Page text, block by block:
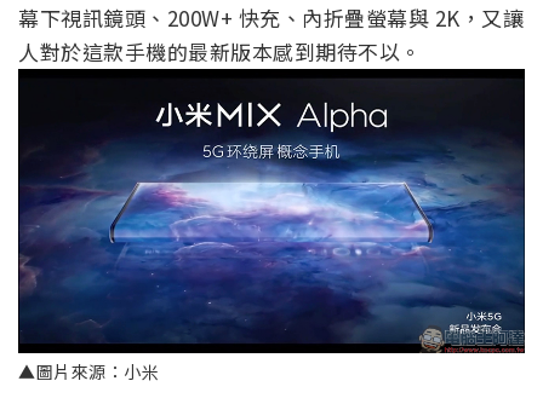
幕下視訊鏡頭、200W+ 快充、內折疊螢幕與 2K，又讓
人對於這款手機的最新版本感到期待不以。
▲圖片來源：小米